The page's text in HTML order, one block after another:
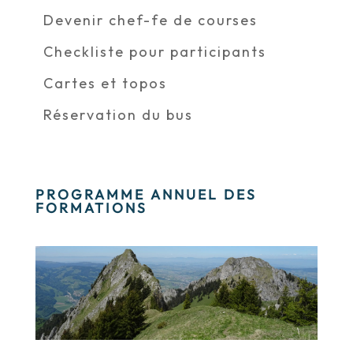
Devenir chef-fe de courses
Checkliste pour participants
Cartes et topos
Réservation du bus
PROGRAMME ANNUEL DES
FORMATIONS